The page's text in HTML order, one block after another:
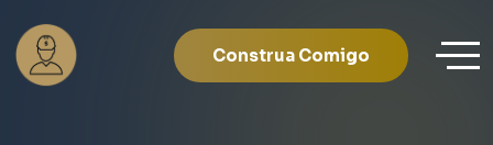
Construa Comigo